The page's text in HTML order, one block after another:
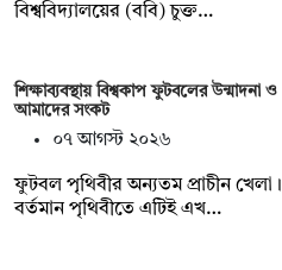
বিশ্ববিদ্যালয়ের (ববি) চুক্ত…
শিক্ষাব্যবস্থায় বিশ্বকাপ ফুটবলের উন্মাদনা ও
আমাদের সংকট
০৭ আগস্ট ২০২৬
ফুটবল পৃথিবীর অন্যতম প্রাচীন খেলা।
বর্তমান পৃথিবীতে এটিই এখ…